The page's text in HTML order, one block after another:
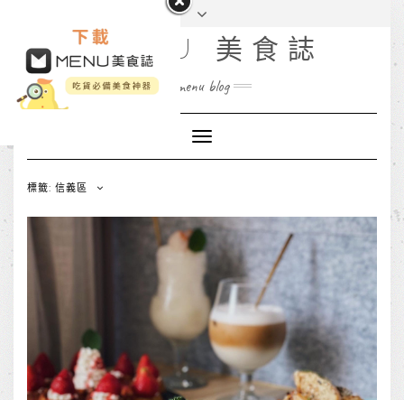
MENU 美食誌
menu blog
Toggle
Navigation
標籤: 信義區